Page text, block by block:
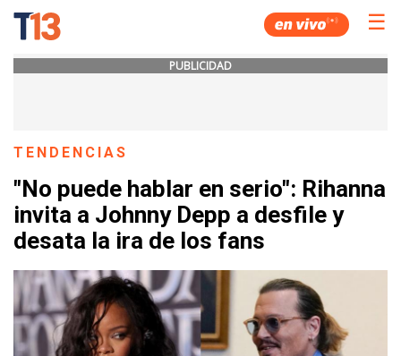
☰
PUBLICIDAD
TENDENCIAS
"No puede hablar en serio": Rihanna
invita a Johnny Depp a desfile y
desata la ira de los fans